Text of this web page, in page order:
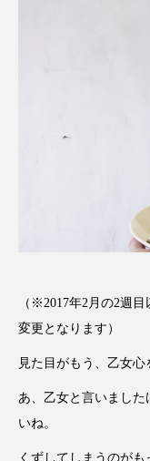
（※2017年2月の2週目
変更となりま す）
見た目がもう、乙女心
あ、乙女と言いました
いね。
くずしてしまうのがも